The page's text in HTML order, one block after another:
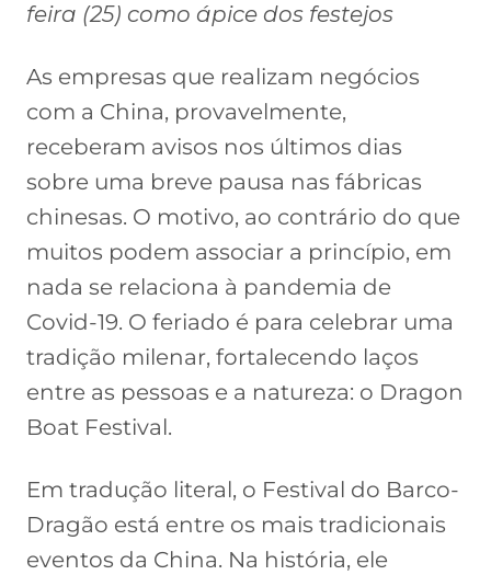
feira (25) como ápice dos festejos
As empresas que realizam negócios
com a China, provavelmente,
receberam avisos nos últimos dias
sobre uma breve pausa nas fábricas
chinesas. O motivo, ao contrário do que
muitos podem associar a princípio, em
nada se relaciona à pandemia de
Covid-19. O feriado é para celebrar uma
tradição milenar, fortalecendo laços
entre as pessoas e a natureza: o Dragon
Boat Festival.
Em tradução literal, o Festival do Barco-
Dragão está entre os mais tradicionais
eventos da China. Na história, ele